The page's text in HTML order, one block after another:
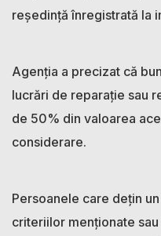
reședință înregistrată la
Agenția a precizat că
lucrări de reparație sau
de 50% din valoarea
considerare.
Persoanele care dețin
criteriilor menționate